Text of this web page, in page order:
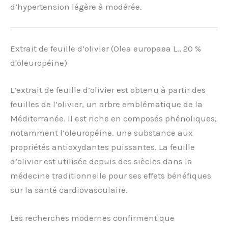
d’hypertension légère à modérée.
Extrait de feuille d’olivier (Olea europaea L., 20 %
d'oleuropéine)
L’extrait de feuille d’olivier est obtenu à partir des
feuilles de l’olivier, un arbre emblématique de la
Méditerranée. Il est riche en composés phénoliques,
notamment l’oleuropéine, une substance aux
propriétés antioxydantes puissantes. La feuille
d’olivier est utilisée depuis des siècles dans la
médecine traditionnelle pour ses effets bénéfiques
sur la santé cardiovasculaire.
Les recherches modernes confirment que